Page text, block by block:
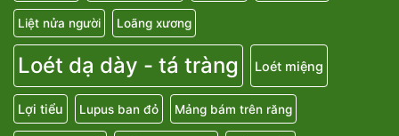
Liệt nửa người Loãng xương
Loét dạ dày - tá tràng Loét miệng
Lợi tiểu Lupus ban đỏ Mảng bám trên răng